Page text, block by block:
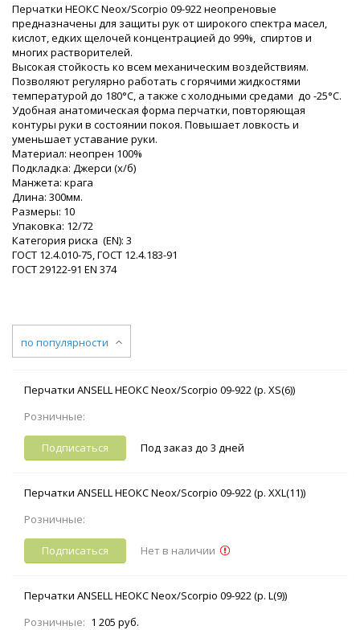
Перчатки НЕОКС Neox/Scorpio 09-922 неопреновые
предназначены для защиты рук от широкого спектра масел,
кислот, едких щелочей концентрацией до 99%, спиртов и
многих растворителей.
Высокая стойкость ко всем механическим воздействиям.
Позволяют регулярно работать с горячими жидкостями
температурой до 180°C, а также с холодными средами до -25°C.
Удобная анатомическая форма перчатки, повторяющая
контуры руки в состоянии покоя. Повышает ловкость и
уменьшает уставание руки.
Материал: неопрен 100%
Подкладка: Джерси (х/б)
Манжета: крага
Длина: 300мм.
Размеры: 10
Упаковка: 12/72
Категория риска (EN): 3
ГОСТ 12.4.010-75, ГОСТ 12.4.183-91
ГОСТ 29122-91 ЕN 374
по популярности
Перчатки ANSELL НЕОКС Neox/Scorpio 09-922 (р. XS(6))
Розничные:
Подписаться Под заказ до 3 дней
Перчатки ANSELL НЕОКС Neox/Scorpio 09-922 (р. XXL(11))
Розничные:
Подписаться Нет в наличии
Перчатки ANSELL НЕОКС Neox/Scorpio 09-922 (р. L(9))
Розничные: 1 205 руб.